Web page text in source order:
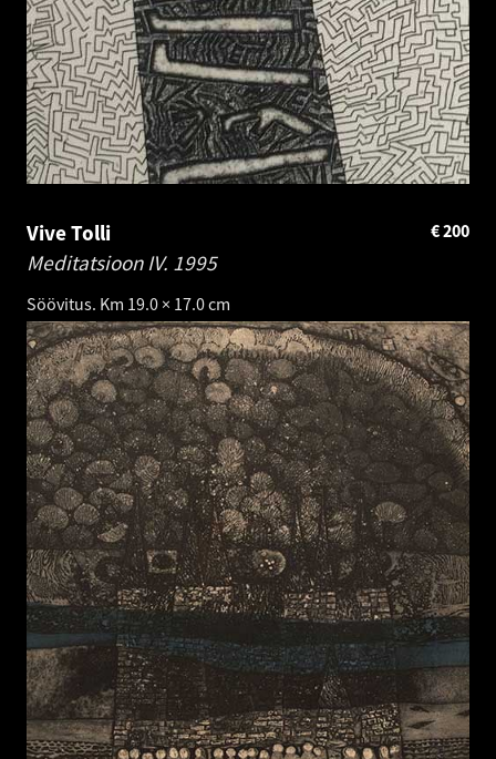
Vive Tolli
Meditatsioon IV. 1995
Söövitus. Km 19.0 × 17.0 cm
200
€